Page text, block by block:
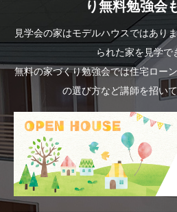
り無料勉強会
見学会の家はモデルハウスではあり
られた家を見学で
無料の家づくり勉強会では住宅ロー
の選び方など講師を招い